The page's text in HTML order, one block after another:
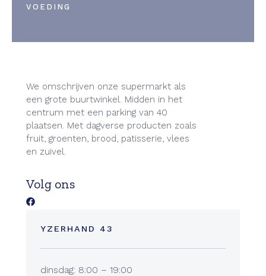
VOEDING
We omschrijven onze supermarkt als
een grote buurtwinkel. Midden in het
centrum met een parking van 40
plaatsen. Met dagverse producten zoals
fruit, groenten, brood, patisserie, vlees
en zuivel.
Volg ons
YZERHAND 43
dinsdag: 8:00 – 19:00